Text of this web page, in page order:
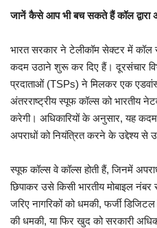
जानें कैसे आप भी बच सकते हैं कॉल
भारत सरकार ने टेलीकॉम सेक्टर में
कदम उठाने शुरू कर दिए हैं। दूरसंचार
प्रदाताओं (TSPs) ने मिलकर एक
अंतरराष्ट्रीय स्पूफ कॉल्स को भारतीय
करेगी। अधिकारियों के अनुसार, यह
अपराधों को नियंत्रित करने के उद्देश्य से
स्पूफ कॉल्स वे कॉल्स होती हैं, जिनमें
छिपाकर उसे किसी भारतीय मोबाइल
जरिए नागरिकों को धमकी, फर्जी
की धमकी, या फिर खुद को सरकारी